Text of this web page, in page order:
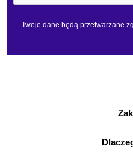
Twoje dane będą przetwarzane